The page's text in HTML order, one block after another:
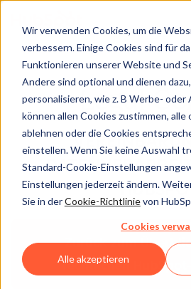
Wir verwenden Cookies, um die
verbessern. Einige Cookies sind für
Funktionieren unserer Website und
Andere sind optional und dienen
personalisieren, wie z. B Werbe- oder
können allen Cookies zustimmen, alle
ablehnen oder die Cookies
einstellen. Wenn Sie keine Auswahl
Standard-Cookie-Einstellungen
Einstellungen jederzeit ändern.
Sie in derCookie-Richtlinievon
Cookies
Alle akzeptieren
Legal
Zurück zum
rechtlichen